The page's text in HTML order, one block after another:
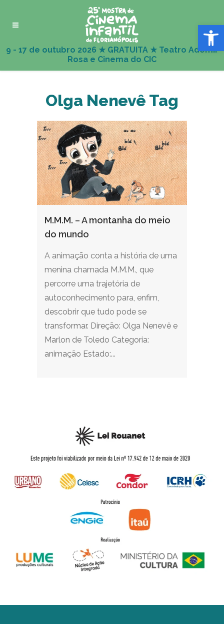
Abrir
Olga Nenevê Tag
M.M.M. – A montanha do meio
do mundo
A animação conta a história de uma
menina chamada M.M.M., que
percorre uma trajetória de
autoconhecimento para, enfim,
descobrir que tudo pode se
transformar. Direção: Olga Nenevê e
Marlon de Toledo Categoria:
animação Estado:...